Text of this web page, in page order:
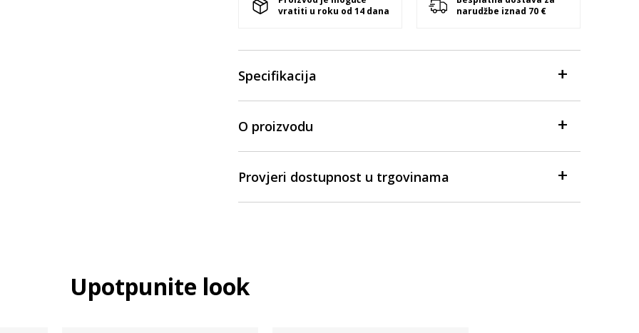
vratiti u roku od 14 dana
narudžbe iznad 70 €
Specifikacija
O proizvodu
Provjeri dostupnost u trgovinama
Upotpunite look